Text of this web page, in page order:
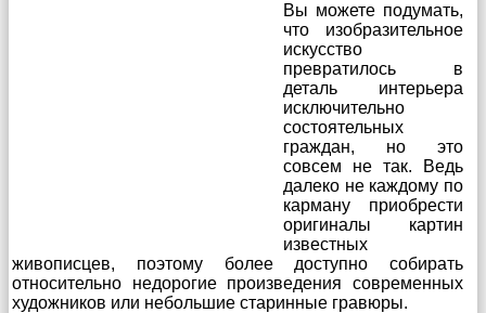
Вы можете подумать,
что изобразительное
искусство
превратилось в
деталь интерьера
исключительно
состоятельных
граждан, но это
совсем не так. Ведь
далеко не каждому по
карману приобрести
оригиналы картин
известных
живописцев, поэтому более доступно собирать
относительно недорогие произведения современных
художников или небольшие старинные гравюры.